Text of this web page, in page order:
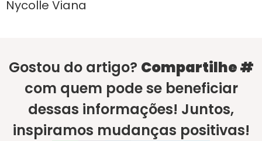
Gostou do artigo? Compartilhe #
com quem pode se beneficiar
dessas informações! Juntos,
inspiramos mudanças positivas!